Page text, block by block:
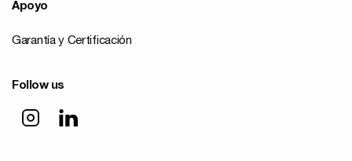
Apoyo
Garantía y Certificación
Follow us